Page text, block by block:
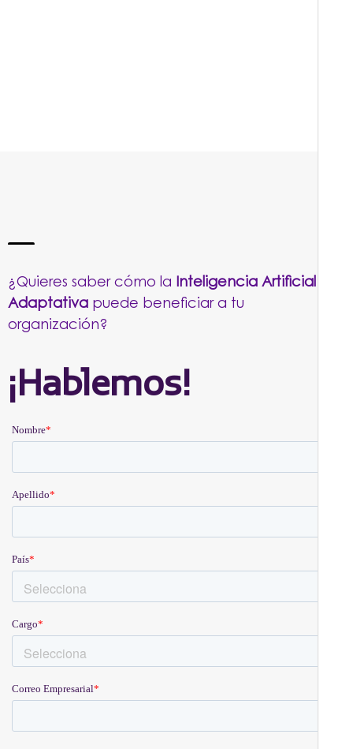
¿Quieres saber cómo la Inteligencia Artificial
Adaptativa puede beneficiar a tu
organización?
¡Hablemos!